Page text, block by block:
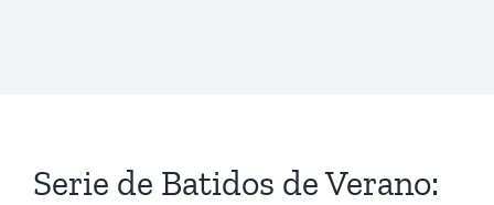
Serie de Batidos de Verano: